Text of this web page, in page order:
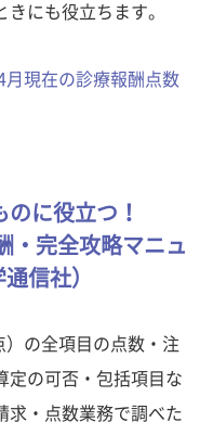
にも役立ちます。
現在の診療報酬点数
のに役立つ！
・完全攻略マニュ
信社）
の全項目の点数・注
定の可否・包括項目な
求・点数業務で調べた